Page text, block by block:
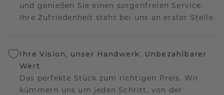
und genießen Sie einen sorgenfreien Service.
Ihre Zufriedenheit steht bei uns an erster Stelle.
Ihre Vision, unser Handwerk: Unbezahlbarer
Wert
Das perfekte Stück zum richtigen Preis. Wir
kümmern uns um jeden Schritt, von der